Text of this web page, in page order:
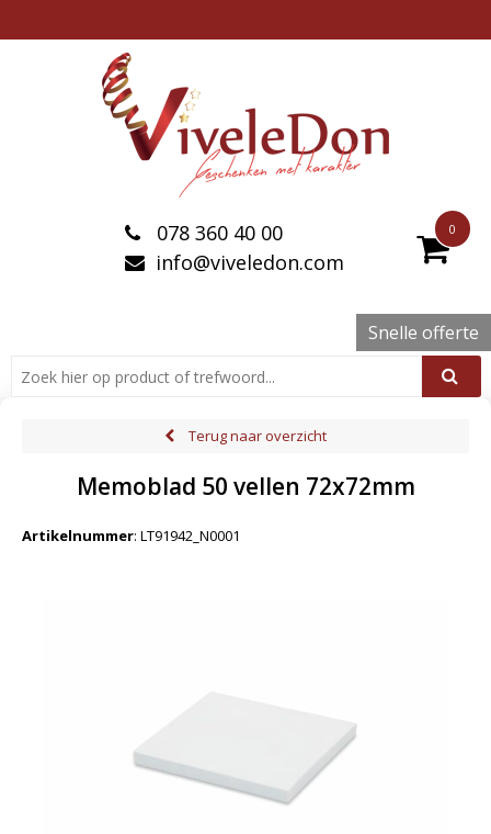
0
078 360 40 00
info@viveledon.com
Snelle offerte
Terug naar overzicht
Memoblad 50 vellen 72x72mm
Artikelnummer: LT91942_N0001